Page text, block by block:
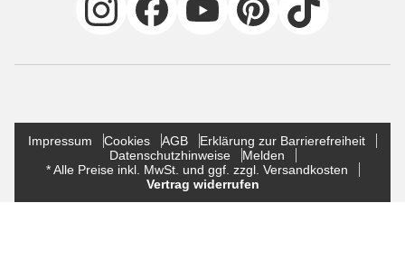
Impressum Cookies AGB
Erklärung zur Barrierefreiheit
Datenschutzhinweise
Melden
* Alle Preise inkl. MwSt. und ggf. zzgl. Versandkosten
Vertrag widerrufen